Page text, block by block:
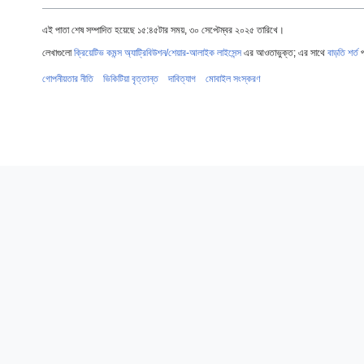
এই পাতা শেষ সম্পাদিত হয়েছে ১৫:৪৫টার সময়, ৩০ সেপ্টেম্বর ২০২৫ তারিখে।
লেখাগুলোক্রিয়েটিভ কমন্স অ্যাট্রিবিউশন/শেয়ার-আলাইক লাইসেন্স এর আওতাভুক্ত; এর সাথে বাড়তি শর্ত
গোপনীয়তার নীতি ভিকিটিয়া বৃত্তান্ত দাবিত্যাগ মোবাইল সংস্করণ